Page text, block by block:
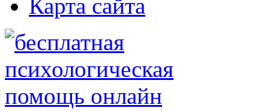
Карта сайта